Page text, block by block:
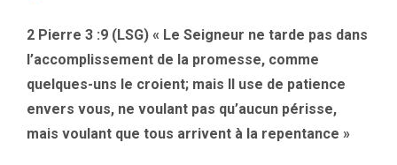
2 Pierre 3 :9 (LSG) « Le Seigneur ne tarde pas dans
l’accomplissement de la promesse, comme
quelques-uns le croient; mais Il use de patience
envers vous, ne voulant pas qu’aucun périsse,
mais voulant que tous arrivent à la repentance »